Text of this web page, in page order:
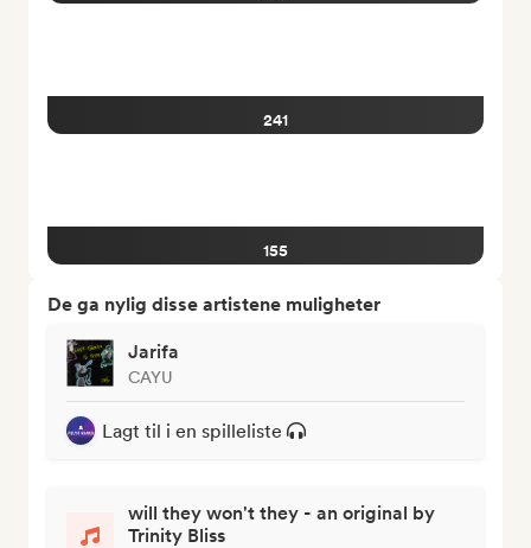
241
155
De ga nylig disse artistene muligheter
Jarifa
CAYU
Lagt til i en spilleliste
will they won't they - an original by
Trinity Bliss